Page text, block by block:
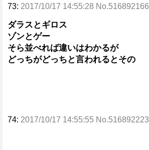
73: 2017/10/17 14:55:28 No.516892166
ダラスとギロス
ゾンとゲー
そら並べれば違いはわかるが
どっちがどっちと言われるとその
74: 2017/10/17 14:55:55 No.516892223